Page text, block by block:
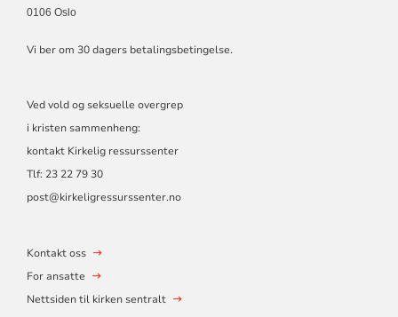
0106 Oslo
Vi ber om 30 dagers betalingsbetingelse.
Ved vold og seksuelle overgrep
i kristen sammenheng:
kontakt Kirkelig ressurssenter
Tlf: 23 22 79 30
post@kirkeligressurssenter.no
Kontakt oss
For ansatte
Nettsiden til kirken sentralt